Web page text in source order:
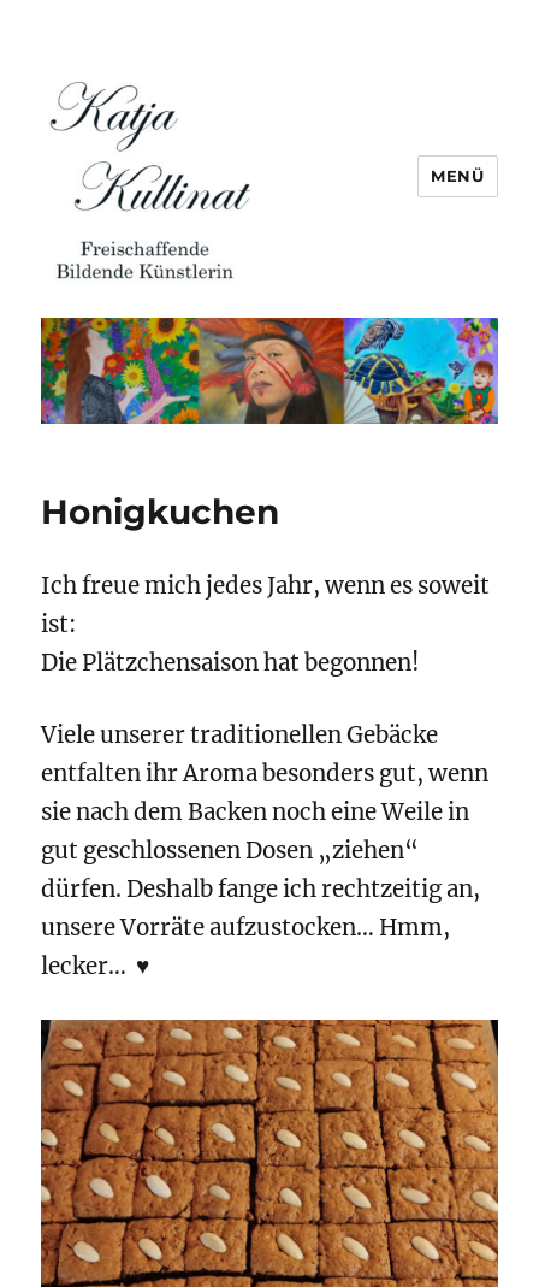
MENÜ
Honigkuchen
Ich freue mich jedes Jahr, wenn es soweit
ist:
Die Plätzchensaison hat begonnen!
Viele unserer traditionellen Gebäcke
entfalten ihr Aroma besonders gut, wenn
sie nach dem Backen noch eine Weile in
gut geschlossenen Dosen „ziehen“
dürfen. Deshalb fange ich rechtzeitig an,
unsere Vorräte aufzustocken… Hmm,
lecker… ♥